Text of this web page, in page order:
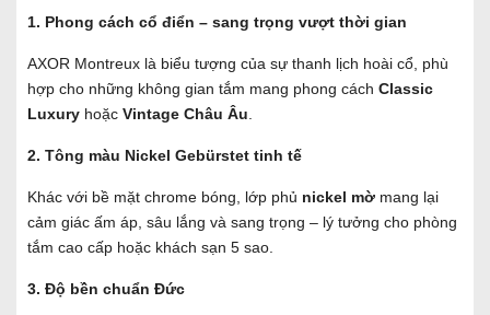
1. Phong cách cổ điển – sang trọng vượt thời gian
AXOR Montreux là biểu tượng của sự thanh lịch hoài cổ, phù
hợp cho những không gian tắm mang phong cách Classic
Luxury hoặc Vintage Châu Âu
2. Tông màu Nickel Gebürstet tinh tế
Khác với bề mặt chrome bóng, lớp phủ nickel mờ mang lại
cảm giác ấm áp, sâu lắng và sang trọng – lý tưởng cho phòng
tắm cao cấp hoặc khách sạn 5 sao.
3. Độ bền chuẩn Đức